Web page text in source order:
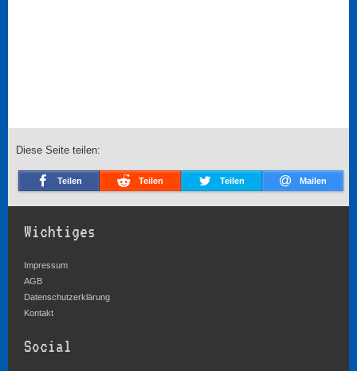
Diese Seite teilen:
Teilen Teilen Teilen Mailen
Wichtiges
Impressum
AGB
Datenschutzerklärung
Kontakt
Social